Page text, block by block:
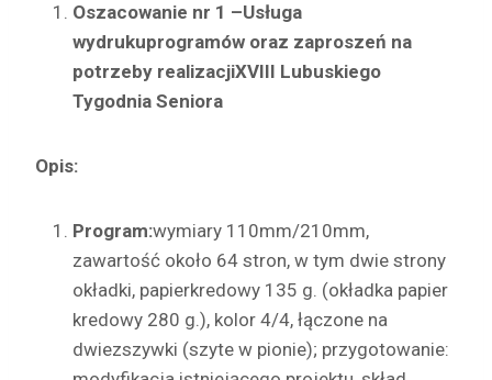
Oszacowanie nr 1 –Usługa
wydrukuprogramów oraz zaproszeń na
potrzeby realizacjiXVIII Lubuskiego
Tygodnia Seniora
Opis:
Program:wymiary 110mm/210mm,
zawartość około 64 stron, w tym dwie strony
okładki, papierkredowy 135 g. (okładka papier
kredowy 280 g.), kolor 4/4, łączone na
dwiezszywki (szyte w pionie); przygotowanie: